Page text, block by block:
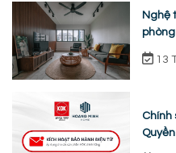
Nghệ
13
Chính